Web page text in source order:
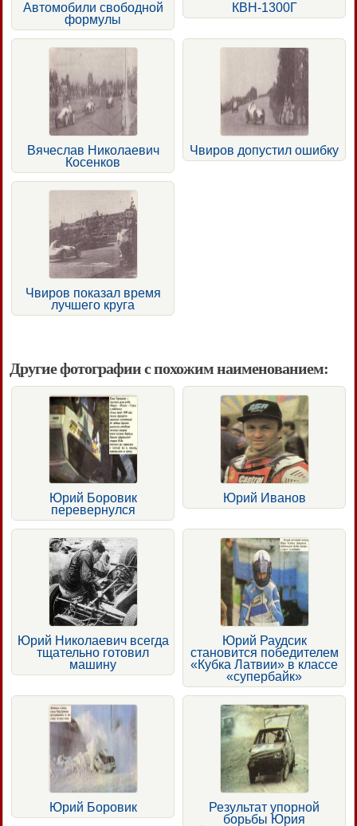
Автомобили свободной
формулы
КВН-1300Г
Вячеслав Николаевич
Косенков
Чвиров допустил ошибку
Чвиров показал время
лучшего круга
Другие фотографии с похожим наименованием:
Юрий Боровик
перевернулся
Юрий Иванов
Юрий Николаевич всегда
тщательно готовил
машину
Юрий Раудсик
становится победителем
«Кубка Латвии» в классе
«супербайк»
Юрий Боровик
Результат упорной
борьбы Юрия